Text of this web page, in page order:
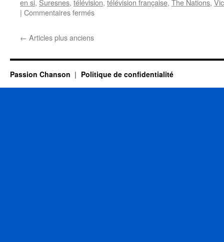
en si, Suresnes, télévision, télévision française, The Nations,
| Commentaires ferméssur
← Articles plus anciens
Passion Chanson Politique de confidentialité